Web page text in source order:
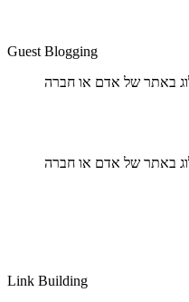
Guest Blogging
באתר של אדם או חברה
באתר של אדם או חברה
Link Building